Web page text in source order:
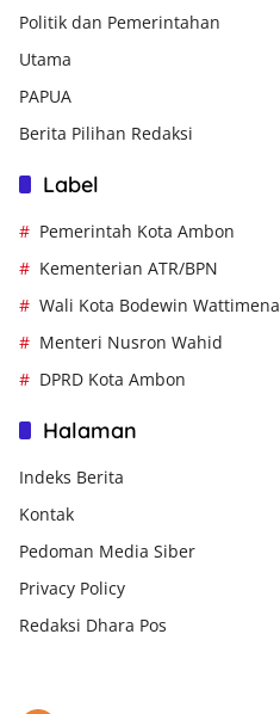
Politik dan Pemerintahan
Utama
PAPUA
Berita Pilihan Redaksi
Label
Pemerintah Kota Ambon
Kementerian ATR/BPN
Wali Kota Bodewin Wattimena
Menteri Nusron Wahid
DPRD Kota Ambon
Halaman
Indeks Berita
Kontak
Pedoman Media Siber
Privacy Policy
Redaksi Dhara Pos